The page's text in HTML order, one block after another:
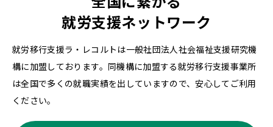
就労支援ネットワーク
就労移行支援ラ・レコルトは一般社団法人社会福祉支援研究機
構に加盟しております。同機構に加盟する就労移行支援事業所
は全国で多くの就職実績を出していますので、安心してご利用
ください。